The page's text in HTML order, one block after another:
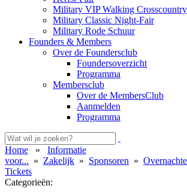
Military VIP Walking Crosscountry
Military Classic Night-Fair
Military Rode Schuur
Founders & Members
Over de Foundersclub
Foundersoverzicht
Programma
Membersclub
Over de MembersClub
Aanmelden
Programma
Home » Informatie
voor... » Zakelijk » Sponsoren »
Tickets
Categorieën: